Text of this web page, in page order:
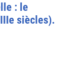
: le
siècles).